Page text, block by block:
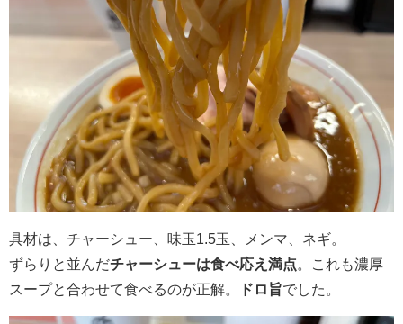
具材は、チャーシュー、味玉1.5玉、メンマ、ネギ。
ずらりと並んだチャーシューは食べ応え満点 。これも濃厚
スープと合わせて食べるのが正解。
ドロ旨でした。